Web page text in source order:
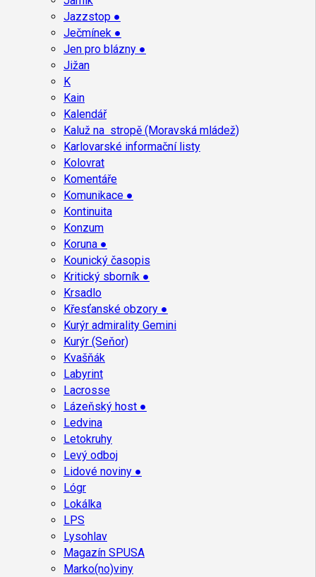
Jazzstop ●
Ječmínek ●
Jen pro blázny ●
Jižan
K
Kain
Kalendář
Kaluž na stropě (Moravská mládež)
Karlovarské informační listy
Kolovrat
Komentáře
Komunikace ●
Kontinuita
Konzum
Koruna ●
Kounický časopis
Kritický sborník ●
Krsadlo
Křesťanské obzory ●
Kurýr admirality Gemini
Kurýr (Seňor)
Kvašňák
Labyrint
Lacrosse
Lázeňský host ●
Ledvina
Letokruhy
Levý odboj
Lidové noviny ●
Lógr
Lokálka
LPS
Lysohlav
Magazín SPUSA
Marko(no)viny